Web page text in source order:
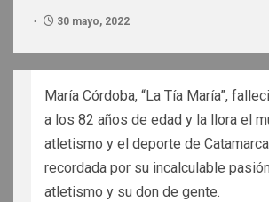
30 mayo, 2022
María Córdoba, “La Tía María”,
a los 82 años de edad y la llora el
atletismo y el deporte de
recordada por su incalculable
atletismo y su don de gente.